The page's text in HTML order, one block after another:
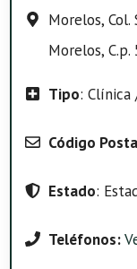
Morelos,
Morelos, C.p.
Tipo: Clínica
Código
Estado:
Teléfonos: